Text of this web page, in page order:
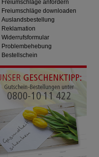
hierfür teilweise an
Medien
Freiumschläge anfordern
Freiumschläge downloaden
Auslandsbestellung
Reklamation
Widerrufsformular
Problembehebung
Bestellschein